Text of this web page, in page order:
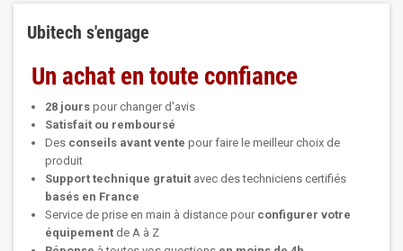
Ubitech s'engage
Un achat en toute confiance
28 jours pour changer d'avis
Satisfait ou remboursé
Des conseils avant vente pour faire le meilleur choix de
produit
Support technique gratuit avec des techniciens certifiés
basés en France
Service de prise en main à distance pour configurer votre
équipement de A à Z